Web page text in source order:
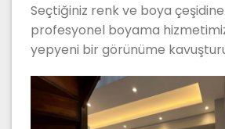
Seçtiğiniz renk ve boya
profesyonel boyama
yepyeni bir görünüme